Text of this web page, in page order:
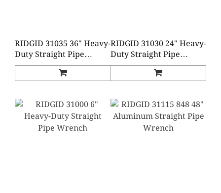
RIDGID 31035 36" Heavy-
Duty Straight Pipe
Wrench
RIDGID 31030 24" Heavy-
Duty Straight Pipe
Wrench